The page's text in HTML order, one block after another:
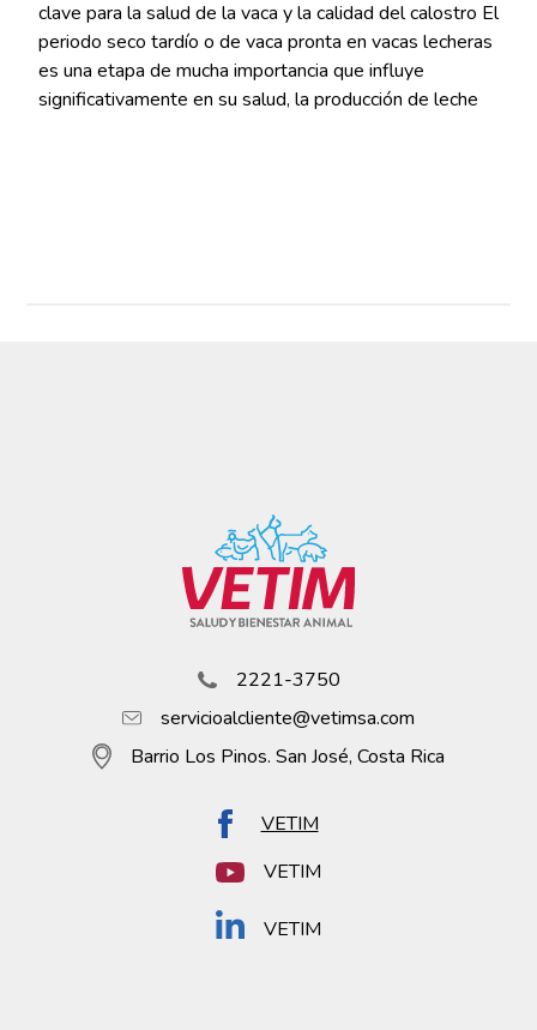
clave para la salud de la vaca y la calidad del calostro El
periodo seco tardío o de vaca pronta en vacas lecheras
es una etapa de mucha importancia que influye
significativamente en su salud, la producción de leche
2221-3750
servicioalcliente@vetimsa.com
Barrio Los Pinos. San José, Costa Rica
VETIM
VETIM
VETIM